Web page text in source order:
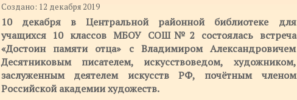
Создано: 12 декабря 2019
10 декабря в Центральной районной библиотеке для
учащихся 10 классов МБОУ СОШ№2 состоялась встреча
«Достоин памяти отца» с Владимиром Александровичем
Десятниковым писателем, искусствоведом, художником,
заслуженным деятелем искусств РФ, почётным членом
Российской академии художеств.